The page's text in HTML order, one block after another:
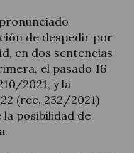
de despedir por
en dos sentencias
el pasado 16
2021, y la
(rec. 232/2021)
posibilidad de